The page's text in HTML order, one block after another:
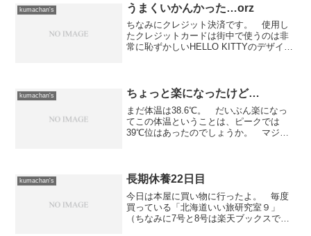
しまいます。 しかも、...
kumachan's うまくいかんかった…orz
ちなみにクレジット決済です。 使用し
たクレジットカードは街中で使うのは非
常に恥ずかしいHELLO KITTYのデザイン
です。
kumachan's ちょっと楽になったけど…
まだ体温は38.6℃。 だいぶん楽になっ
てこの体温ということは、ピークでは
39℃位はあったのでしょうか。 マジで
kumachan's 長期休養22日目
今日は本屋に買い物に行ったよ。 毎度
買っている「北海道いい旅研究室９」
（ちなみに7号と8号は楽天ブックスで入